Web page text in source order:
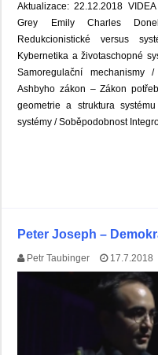
Aktualizace: 22.12.2018
Grey Emily Charles
Redukcionistické versus
Kybernetika a životaschopné
Samoregulační mechanismy
Ashbyho zákon – Zákon
geometrie a struktura
systémy / Soběpodobnost
Peter Joseph –
Petr Taubinger 17.7.2018